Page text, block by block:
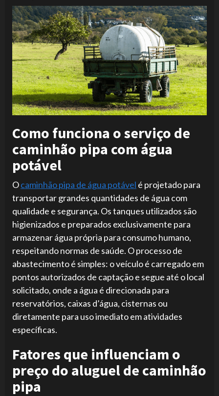
Como funciona o serviço de
caminhão pipa com água
potável
Ocaminhão pipa de água potável é projetado para
transportar grandes quantidades de água com
qualidade e segurança. Os tanques utilizados são
higienizados e preparados exclusivamente para
armazenar água própria para consumo humano,
respeitando normas de saúde. O processo de
abastecimento é simples: o veículo é carregado em
pontos autorizados de captação e segue até o local
solicitado, onde a água é direcionada para
reservatórios, caixas d’água, cisternas ou
diretamente para uso imediato em atividades
específicas.
Fatores que influenciam o
preço do aluguel de caminhão
pipa